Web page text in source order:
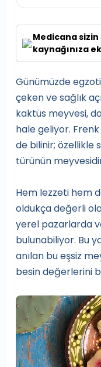
Medicana sizin
kaynağınıza
Günümüzde
çeken ve sağlık
kaktüs meyvesi,
hale geliyor.
de bilinir; özellikle
türünün
Hem lezzeti hem
oldukça değerli
yerel pazarlarda
bulunabiliyor. Bu
anılan bu eşsiz
besin değerlerini